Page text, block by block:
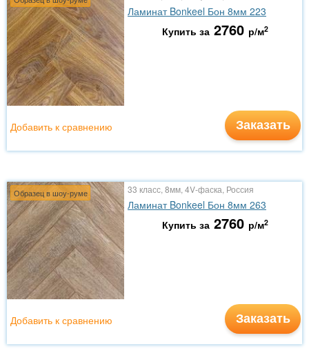
Ламинат Bonkeel Бон 8мм 223
Купить за 2760 р/м2
Заказать
Добавить к сравнению
Образец в шоу-руме 33 класс, 8мм, 4V-фаска, Россия
Ламинат Bonkeel Бон 8мм 263
Купить за 2760 р/м2
Заказать
Добавить к сравнению